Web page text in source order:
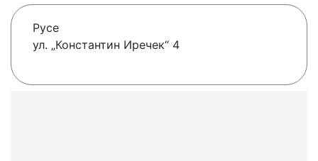
Русе
ул. „Константин Иречек“ 4